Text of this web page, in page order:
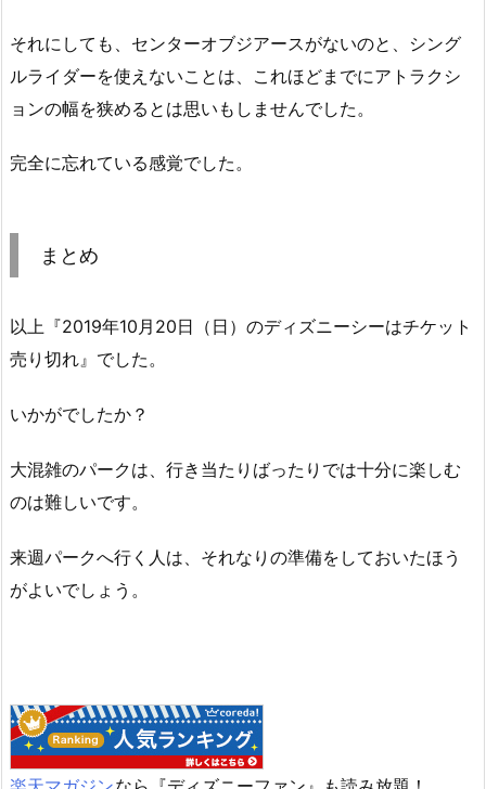
それにしても、センターオブジアースがないのと、シング
ルライダーを使えないことは、これほどまでにアトラクシ
ョンの幅を狭めるとは思いもしませんでした。
完全に忘れている感覚でした。
まとめ
以上『2019年10月20日（日）のディズニーシーはチケット
売り切れ』でした。
いかがでしたか？
大混雑のパークは、行き当たりばったりでは十分に楽しむ
のは難しいです。
来週パークへ行く人は、それなりの準備をしておいたほう
がよいでしょう。